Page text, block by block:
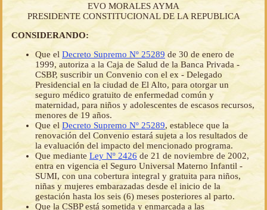
EVO MORALES AYMA
PRESIDENTE CONSTITUCIONAL DE LA REPUBLICA
CONSIDERANDO:
Que el Decreto Supremo Nº 25289 de 30 de enero de
1999, autoriza a la Caja de Salud de la Banca Privada -
CSBP, suscribir un Convenio con el ex - Delegado
Presidencial en la ciudad de El Alto, para otorgar un
seguro médico gratuito de enfermedad común y
maternidad, para niños y adolescentes de escasos recursos,
menores de 19 años.
Que el Decreto Supremo Nº 25289, establece que la
renovación del Convenio estará sujeta a los resultados de
la evaluación del impacto del mencionado programa.
Que mediante Ley Nº 2426de 21 de noviembre de 2002,
entra en vigencia el Seguro Universal Materno Infantil -
SUMI, con una cobertura integral y gratuita para niños,
niñas y mujeres embarazadas desde el inicio de la
gestación hasta los seis (6) meses posteriores al parto.
Que la CSBP está sometida y enmarcada a las